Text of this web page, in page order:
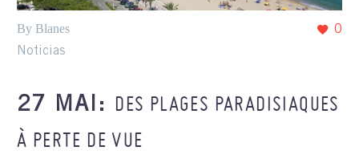
0
By Blanes
Noticias
27 MAI: DES PLAGES PARADISIAQUES
À PERTE DE VUE